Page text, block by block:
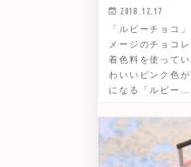
2018.12.17
「ルビーチョコ
メージのチョコ
着色料を使って
わいいピンク色
になる「ルビー…